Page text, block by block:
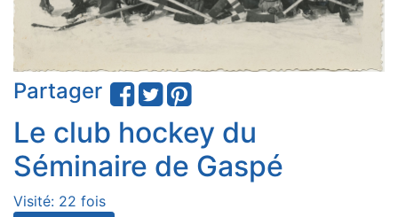
Partager
Le club hockey du
Séminaire de Gaspé
Visité: 22 fois